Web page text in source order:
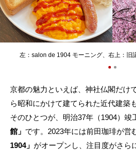
左：salon de 1904 モーニング、右上：旧
京都の魅力といえば、神社仏閣だけ
ら昭和にかけて建てられた近代建築
そのひとつが、明治37年（1904）竣
館」 です。2023年には前田珈琲が営
1904」 がオープンし、注目度がさら